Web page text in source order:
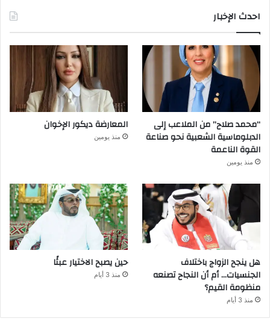
احدث الإخبار
“محمد صلاح” من الملاعب إلى
الدبلوماسية الشعبية نحو صناعة
القوة الناعمة
منذ يومين
المعارضة ديكور الإخوان
منذ يومين
هل ينجح الزواج باختلاف
الجنسيات… أم أن النجاح تصنعه
منظومة القيم؟
منذ 3 أيام
حين يصبح الاختيار عبئًا
منذ 3 أيام